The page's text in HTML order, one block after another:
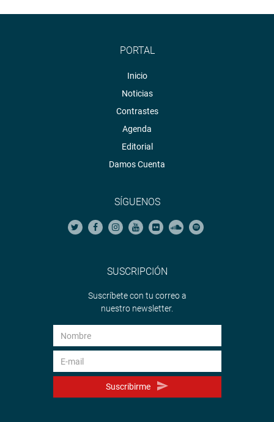
PORTAL
Inicio
Noticias
Contrastes
Agenda
Editorial
Damos Cuenta
SÍGUENOS
SUSCRIPCIÓN
Suscríbete con tu correo a
nuestro newsletter.
Suscribirme